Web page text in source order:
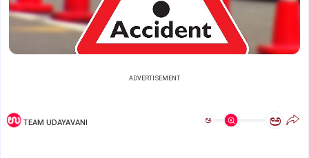
ADVERTISEMENT
TEAM UDAYAVANI ಅ ಅ